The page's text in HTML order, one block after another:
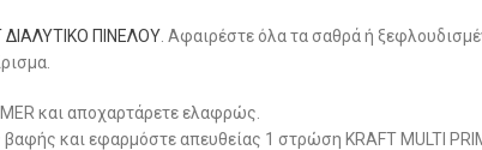
ΔΙΑΛΥΤΙΚΟ ΠΙΝΕΛΟΥ. Αφαιρέστε όλα τα σαθρά ή
και αποχαρτάρετε ελαφρώς.
και εφαρμόστε απευθείας 1 στρώση KRAFT MULTI